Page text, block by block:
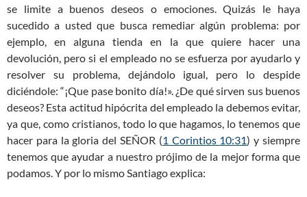
se limite a buenos deseos o emociones. Quizás le haya
sucedido a usted que busca remediar algún problema: por
ejemplo, en alguna tienda en la que quiere hacer una
devolución, pero si el empleado no se esfuerza por ayudarlo y
resolver su problema, dejándolo igual, pero lo despide
diciéndole: “¡Que pase bonito día!». ¿De qué sirven sus buenos
deseos? Esta actitud hipócrita del empleado la debemos evitar,
ya que, como cristianos, todo lo que hagamos, lo tenemos que
hacer para la gloria del SEÑOR (1 Corintios 10:31) y siempre
tenemos que ayudar a nuestro prójimo de la mejor forma que
podamos. Y por lo mismo Santiago explica: